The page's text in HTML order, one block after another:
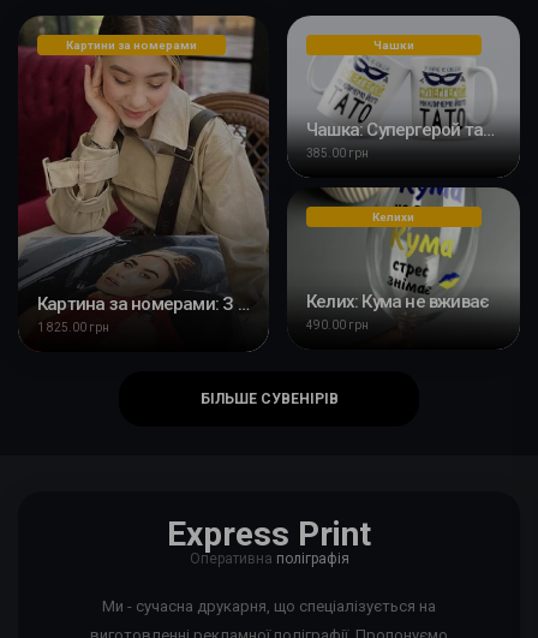
Картини за номерами
Картина за номерами: З Вашим фото
1 825.00 грн
Чашки
Чашка: Супергерой тато
385.00 грн
Келихи
Келих: Кума не вживає
490.00 грн
БІЛЬШЕ СУВЕНІРІВ
Express Print
Оперативна поліграфія
Ми - сучасна друкарня, що спеціалізується на